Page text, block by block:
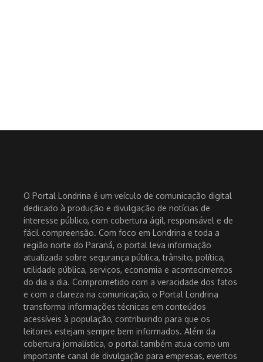
O Portal Londrina é um veículo de comunicação digital
dedicado à produção e divulgação de notícias de
interesse público, com cobertura ágil, responsável e de
fácil compreensão. Com foco em Londrina e toda a
região norte do Paraná, o portal leva informação
atualizada sobre segurança pública, trânsito, política,
utilidade pública, serviços, economia e acontecimentos
do dia a dia. Comprometido com a veracidade dos fatos
e com a clareza na comunicação, o Portal Londrina
transforma informações técnicas em conteúdos
acessíveis à população, contribuindo para que os
leitores estejam sempre bem informados. Além da
cobertura jornalística, o portal também atua como um
importante canal de divulgação para empresas, eventos